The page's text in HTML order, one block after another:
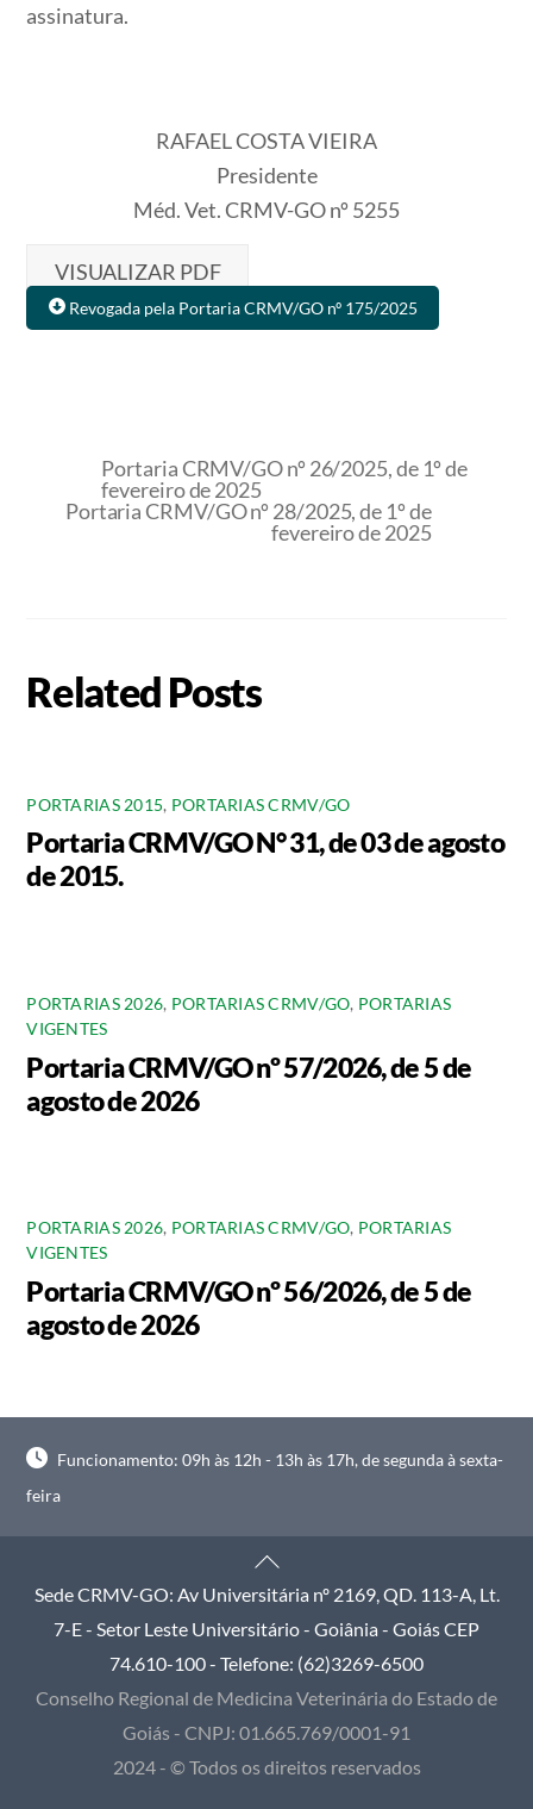
assinatura.
RAFAEL COSTA VIEIRA
Presidente
Méd. Vet. CRMV-GO nº 5255
VISUALIZAR PDF
Revogada pela Portaria CRMV/GO nº 175/2025
Portaria CRMV/GO nº 26/2025, de 1º de
fevereiro de 2025
Portaria CRMV/GO nº 28/2025, de 1º de
fevereiro de 2025
Related Posts
PORTARIAS 2015, PORTARIAS CRMV/GO
Portaria CRMV/GO N° 31, de 03 de agosto
de 2015.
PORTARIAS 2026, PORTARIAS CRMV/GO, PORTARIAS
VIGENTES
Portaria CRMV/GO nº 57/2026, de 5 de
agosto de 2026
PORTARIAS 2026, PORTARIAS CRMV/GO, PORTARIAS
VIGENTES
Portaria CRMV/GO nº 56/2026, de 5 de
agosto de 2026
Funcionamento: 09h às 12h - 13h às 17h, de segunda à sexta-
feira
Back
To
Top
Sede CRMV-GO: Av Universitária nº 2169, QD. 113-A, Lt.
7-E - Setor Leste Universitário - Goiânia - Goiás CEP
74.610-100 - Telefone: (62)3269-6500
Conselho Regional de Medicina Veterinária do Estado de
Goiás - CNPJ: 01.665.769/0001-91
2024 - © Todos os direitos reservados